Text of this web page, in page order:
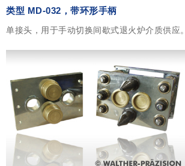
类型 MD-032，带环形手柄
单接头，用于手动切换间歇式退火炉介质供应。